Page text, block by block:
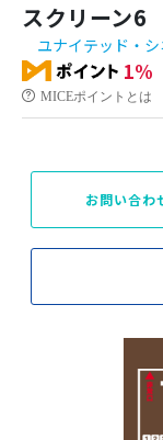
スクリーン6
ユナイテッド・
1%
MICEポイントとは
お問い合わ